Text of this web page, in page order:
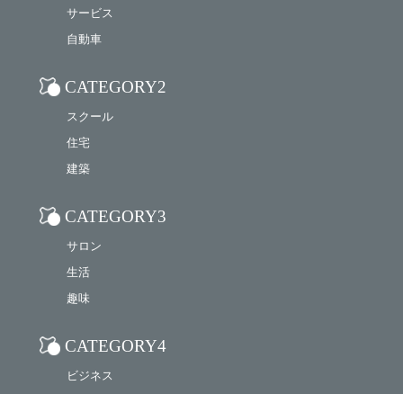
サービス
自動車
CATEGORY2
スクール
住宅
建築
CATEGORY3
サロン
生活
趣味
CATEGORY4
ビジネス